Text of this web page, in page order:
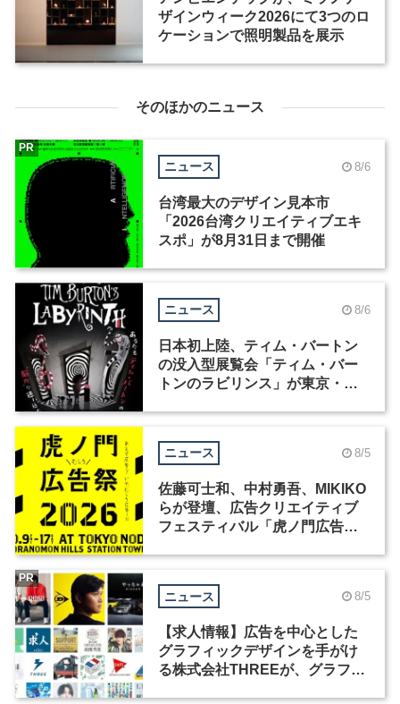
ザインウィーク2026にて3つのロ
ケーションで照明製品を展示
そのほかのニュース
ニュース 8/6
台湾最大のデザイン見本市
「2026台湾クリエイティブエキ
スポ」が8月31日まで開催
PR
ニュース 8/6
日本初上陸、ティム・バートン
の没入型展覧会「ティム・バー
トンのラビリンス」が東京・豊
ニュース 8/5
佐藤可士和、中村勇吾、MIKIKO
らが登壇、広告クリエイティブ
フェスティバル「虎ノ門広告
ニュース 8/5
【求人情報】広告を中心とした
グラフィックデザインを手がけ
る株式会社THREEが、グラフィ
PR